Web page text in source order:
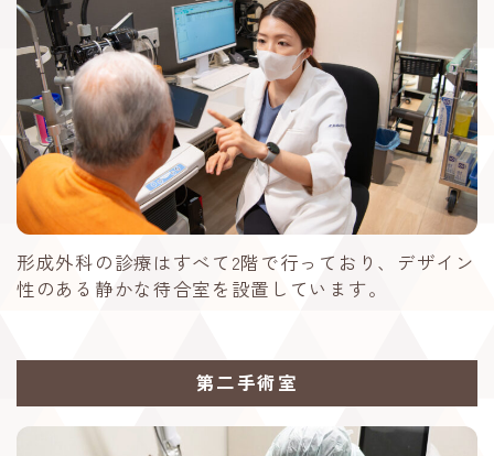
形成外科の診療はすべて2階で行っており、デザイン
性のある静かな待合室を設置しています。
第二手術室